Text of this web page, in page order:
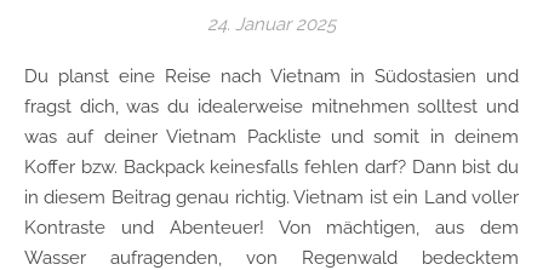
24. Januar 2025
Du planst eine Reise nach Vietnam in Südostasien und
fragst dich, was du idealerweise mitnehmen solltest und
was auf deiner Vietnam Packliste und somit in deinem
Koffer bzw. Backpack keinesfalls fehlen darf? Dann bist du
in diesem Beitrag genau richtig. Vietnam ist ein Land voller
Kontraste und Abenteuer! Von mächtigen, aus dem
Wasser aufragenden, von Regenwald bedecktem